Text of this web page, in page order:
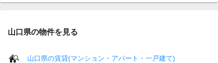
山口県の物件を見る
山口県の賃貸(マンション・アパート・一戸建て)